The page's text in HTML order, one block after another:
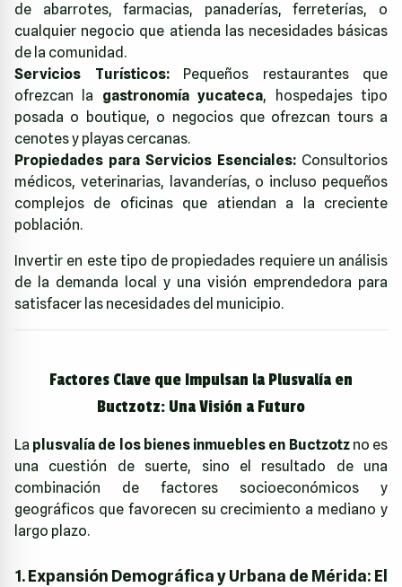
de abarrotes, farmacias, panaderías, ferreterías, o
cualquier negocio que atienda las necesidades básicas
de la comunidad.
Servicios Turísticos:Pequeños restaurantes que
ofrezcan la gastronomía yucateca, hospedajes tipo
posada o boutique, o negocios que ofrezcan tours a
cenotes y playas cercanas.
Propiedades para Servicios Esenciales: Consultorios
médicos, veterinarias, lavanderías, o incluso pequeños
complejos de oficinas que atiendan a la creciente
población.
Invertir en este tipo de propiedades requiere un análisis
de la demanda local y una visión emprendedora para
satisfacer las necesidades del municipio.
Factores Clave que Impulsan la Plusvalía en
Buctzotz: Una Visión a Futuro
La plusvalía de los bienes inmuebles en Buctzotzno es
una cuestión de suerte, sino el resultado de una
combinación de factores socioeconómicos y
geográficos que favorecen su crecimiento a mediano y
largo plazo.
1. Expansión Demográfica y Urbana de Mérida: El